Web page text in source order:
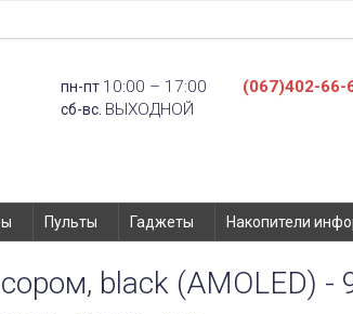
пн-пт 10:00 – 17:00
сб-вс. ВЫХОДНОЙ
(067)402-66-
Пульты Гаджеты Накопители
black (AMOLED) -